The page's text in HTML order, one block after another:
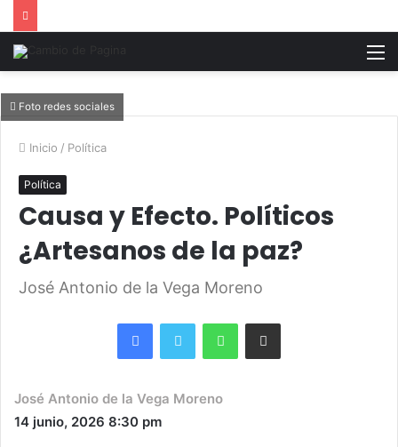
Foto redes sociales
Inicio / Política
Política
Causa y Efecto. Políticos
¿Artesanos de la paz?
José Antonio de la Vega Moreno
FacebookTwitter WhatsAppShare via Email
José Antonio de la Vega Moreno
14 junio, 2026 8:30 pm